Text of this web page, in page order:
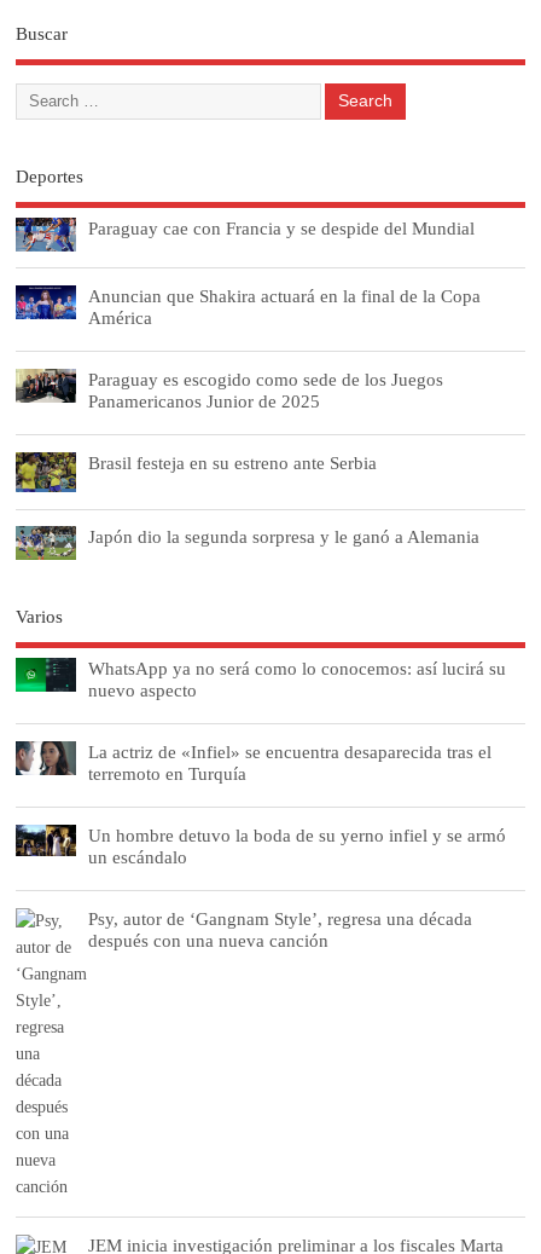
Buscar
Deportes
Paraguay cae con Francia y se despide del Mundial
Anuncian que Shakira actuará en la final de la Copa
América
Paraguay es escogido como sede de los Juegos
Panamericanos Junior de 2025
Brasil festeja en su estreno ante Serbia
Japón dio la segunda sorpresa y le ganó a Alemania
Varios
WhatsApp ya no será como lo conocemos: así lucirá su
nuevo aspecto
La actriz de «Infiel» se encuentra desaparecida tras el
terremoto en Turquía
Un hombre detuvo la boda de su yerno infiel y se armó
un escándalo
Psy, autor de ‘Gangnam Style’, regresa una década
después con una nueva canción
JEM inicia investigación preliminar a los fiscales Marta